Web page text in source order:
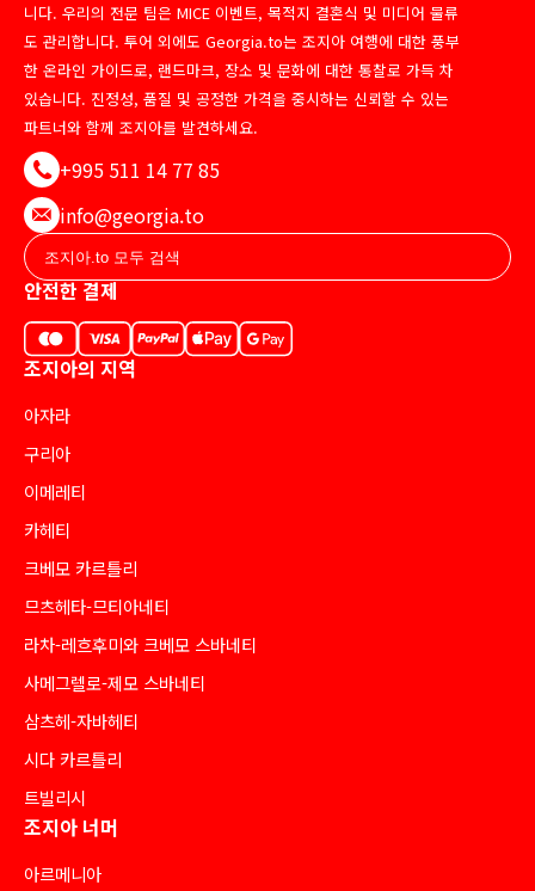
니다. 우리의 전문 팀은 MICE 이벤트, 목적지 결혼식 및 미디어 물류
도 관리합니다. 투어 외에도 Georgia.to는 조지아 여행에 대한 풍부
한 온라인 가이드로, 랜드마크, 장소 및 문화에 대한 통찰로 가득 차
있습니다. 진정성, 품질 및 공정한 가격을 중시하는 신뢰할 수 있는
파트너와 함께 조지아를 발견하세요.
+995 511 14 77 85
info@georgia.to
안전한 결제
조지아의 지역
아자라
구리아
이메레티
카헤티
크베모 카르틀리
므츠헤타-므티아네티
라차-레흐후미와 크베모 스바네티
사메그렐로-제모 스바네티
삼츠헤-자바헤티
시다 카르틀리
트빌리시
조지아 너머
아르메니아